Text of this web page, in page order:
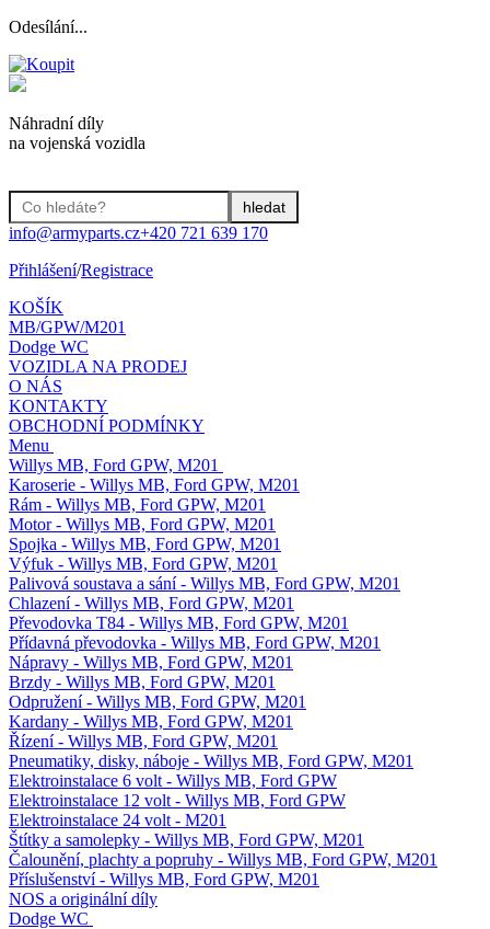
Odesílání...
Náhradní díly
na vojenská vozidla
info@armyparts.cz+420 721 639 170
Přihlášení/Registrace
KOŠÍK
MB/GPW/M201
Dodge WC
VOZIDLA NA PRODEJ
O NÁS
KONTAKTY
OBCHODNÍ PODMÍNKY
Menu
Willys MB, Ford GPW, M201
Karoserie - Willys MB, Ford GPW, M201
Rám - Willys MB, Ford GPW, M201
Motor - Willys MB, Ford GPW, M201
Spojka - Willys MB, Ford GPW, M201
Výfuk - Willys MB, Ford GPW, M201
Palivová soustava a sání - Willys MB, Ford GPW, M201
Chlazení - Willys MB, Ford GPW, M201
Převodovka T84 - Willys MB, Ford GPW, M201
Přídavná převodovka - Willys MB, Ford GPW, M201
Nápravy - Willys MB, Ford GPW, M201
Brzdy - Willys MB, Ford GPW, M201
Odpružení - Willys MB, Ford GPW, M201
Kardany - Willys MB, Ford GPW, M201
Řízení - Willys MB, Ford GPW, M201
Pneumatiky, disky, náboje - Willys MB, Ford GPW, M201
Elektroinstalace 6 volt - Willys MB, Ford GPW
Elektroinstalace 12 volt - Willys MB, Ford GPW
Elektroinstalace 24 volt - M201
Štítky a samolepky - Willys MB, Ford GPW, M201
Čalounění, plachty a popruhy - Willys MB, Ford GPW, M201
Příslušenství - Willys MB, Ford GPW, M201
NOS a originální díly
Dodge WC